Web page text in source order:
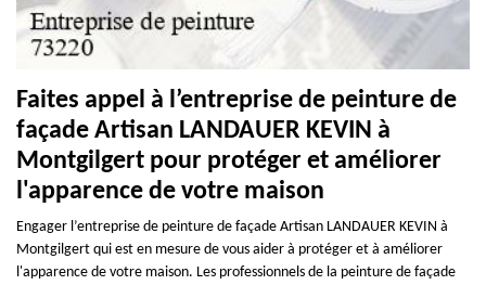
Faites appel à l’entreprise de peinture de
façade Artisan LANDAUER KEVIN à
Montgilgert pour protéger et améliorer
l'apparence de votre maison
Engager l’entreprise de peinture de façade Artisan LANDAUER KEVIN à
Montgilgert qui est en mesure de vous aider à protéger et à améliorer
l'apparence de votre maison. Les professionnels de la peinture de façade